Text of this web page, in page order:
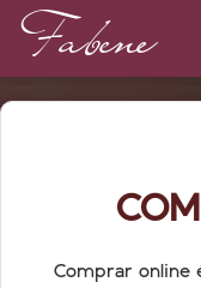
Fabene
Comprar online